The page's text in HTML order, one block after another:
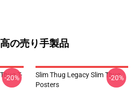
の売り手製品
T-
-20%
Slim Thug Legacy Slim Thug
Posters
-20%